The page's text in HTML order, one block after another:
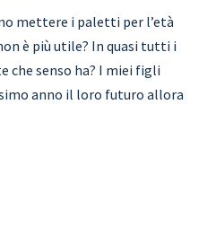
è più utile? In quasi tutti i
senso ha? I miei figli
anno il loro futuro allora